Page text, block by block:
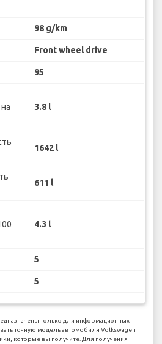
98 g/km
Front wheel drive
95
3.8 l
1642 l
611 l
4.3 l
5
5
только для информационных
точную модель автомобиля Volkswagen
которые вы получите. Для получения